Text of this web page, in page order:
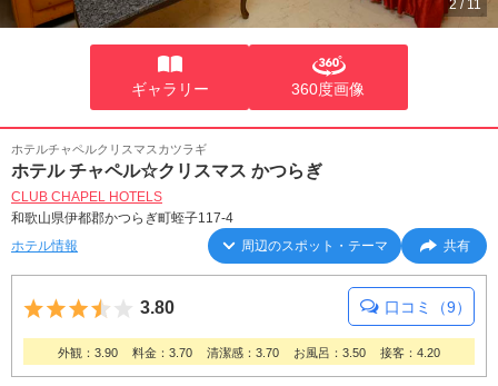
2 / 11
ギャラリー 360度画像
ホテルチャペルクリスマスカツラギ
ホテル チャペル☆クリスマス かつらぎ
CLUB CHAPEL HOTELS
和歌山県伊都郡かつらぎ町蛭子117-4
ホテル情報
周辺のスポット・テーマ 共有
5つ星のうち3.5
3.80 口コミ（9）
外観：3.90 料金：3.70 清潔感：3.70 お風呂：3.50 接客：4.20